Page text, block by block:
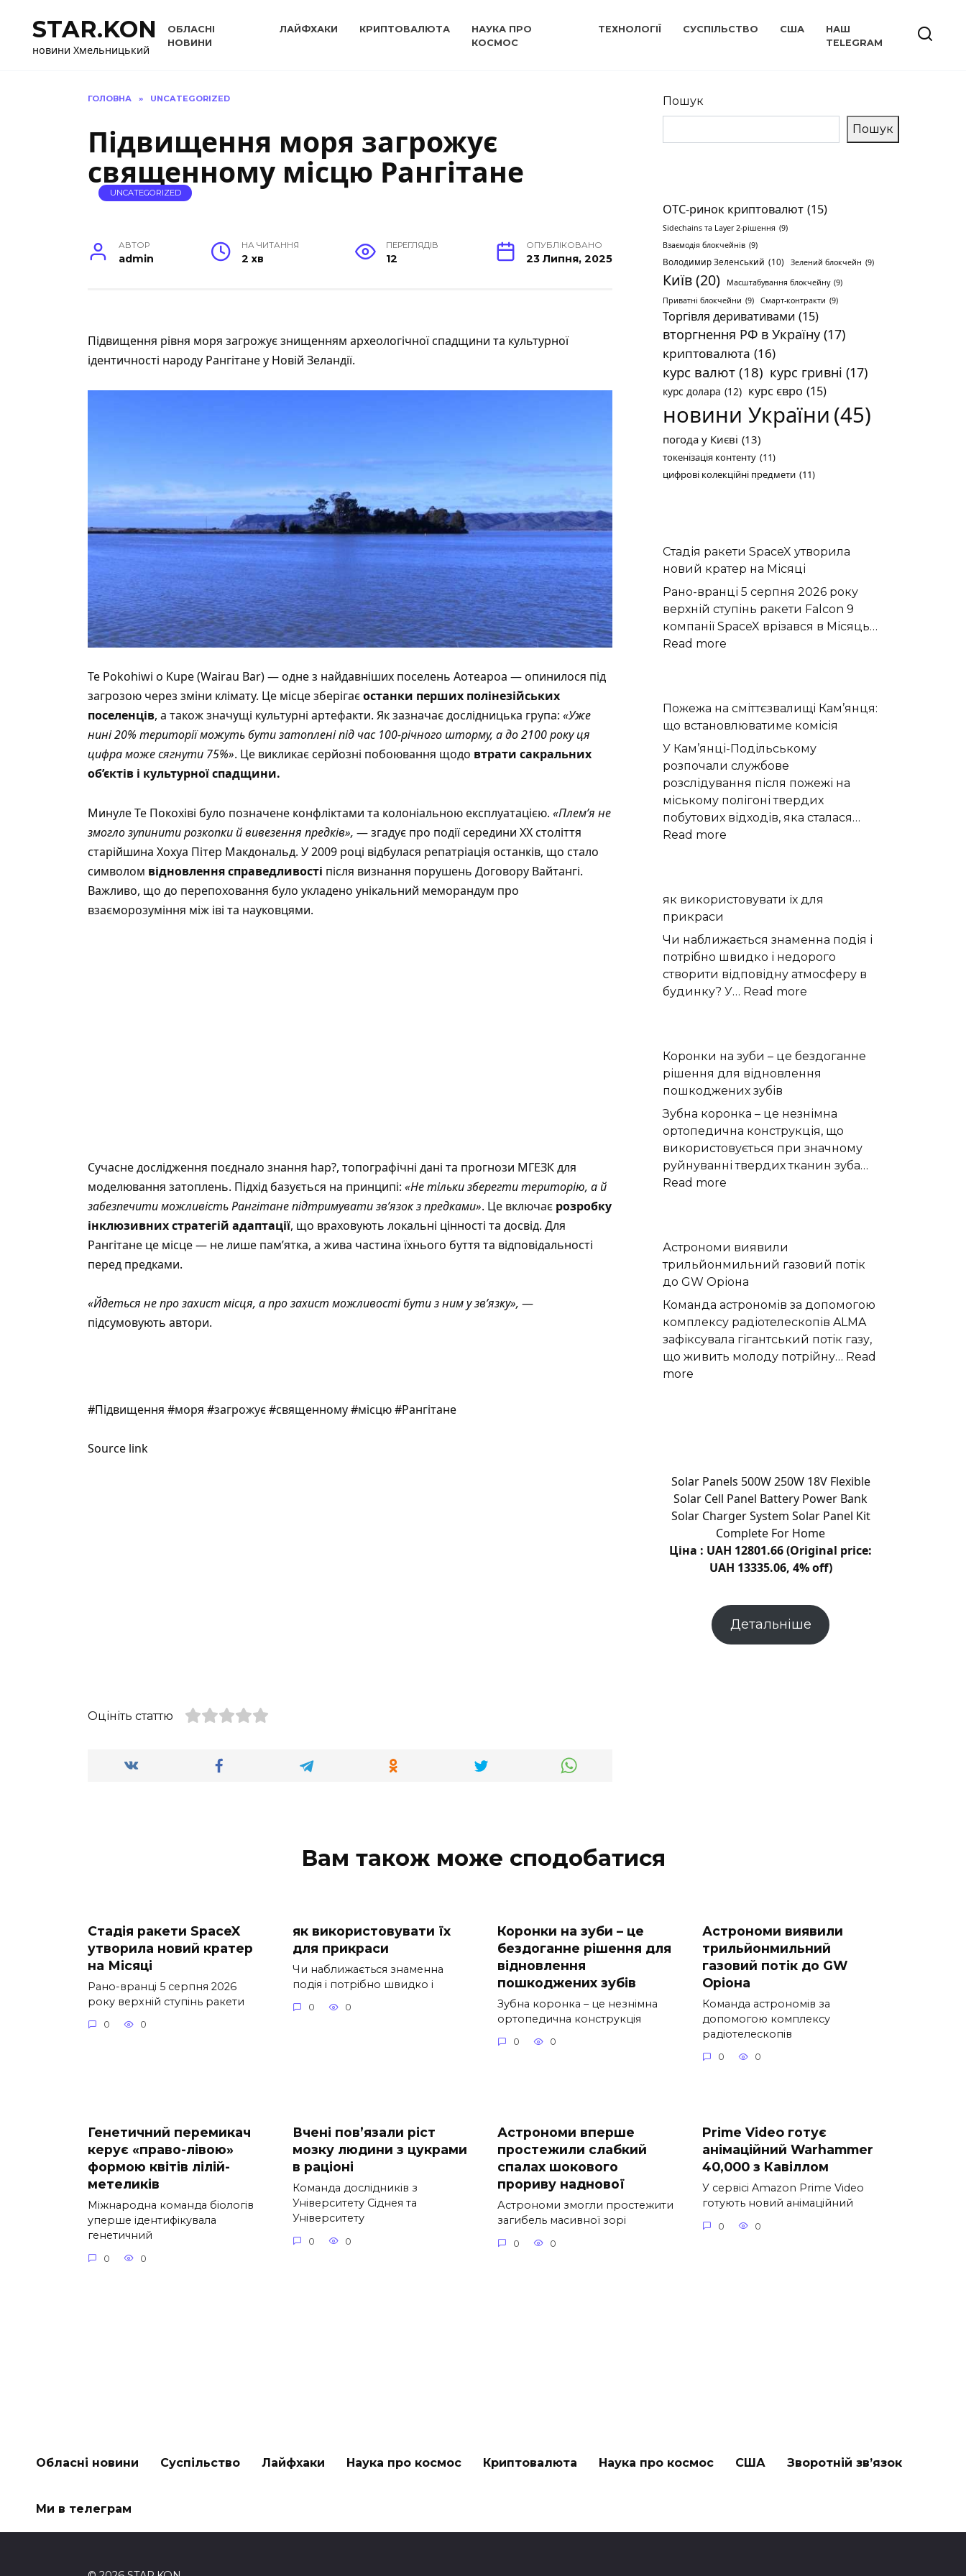
вмістуSTAR.KON
новини Хмельницький
ОБЛАСНІ
НОВИНИ
ЛАЙФХАКИ КРИПТОВАЛЮТА
НАУКА ПРО
КОСМОС
ТЕХНОЛОГІЇ СУСПІЛЬСТВО США
НАШ
TELEGRAM
ГОЛОВНА » UNCATEGORIZED
Підвищення моря загрожує
священному місцю Рангітане
UNCATEGORIZED
АВТОР
admin
НА ЧИТАННЯ
2 хв
ПЕРЕГЛЯДІВ
12
ОПУБЛІКОВАНО
23 Липня, 2025
Підвищення рівня моря загрожуєзнищенням археологічної спадщини та культурної
ідентичності народу Рангітане у Новій Зеландії.
Te Pokohiwi o Kupe (Wairau Bar) — одне з найдавніших поселень Аотеароа — опинилося під
загрозою через зміни клімату. Це місце зберігаєостанки перших полінезійських
поселенців, а також значущі культурні артефакти. Як зазначає дослідницька група: «Уже
нині 20% території можуть бути затоплені під час 100-річного шторму, а до 2100 року ця
цифра може сягнути 75%». Це викликає серйозні побоювання щодо втрати сакральних
об’єктів і культурної спадщини.
Минуле Те Покохіві було позначене конфліктами та колоніальною експлуатацією. «Плем’я не
змогло зупинити розкопки й вивезення предків», — згадує про події середини ХХ століття
старійшина Хохуа Пітер Макдональд. У 2009 році відбулася репатріація останків, що стало
символом відновлення справедливості після визнання порушень Договору Вайтангі.
Важливо, що до перепоховання було укладено унікальний меморандум про
взаєморозуміння між іві та науковцями.
Сучасне дослідження поєднало знання hap?, топографічні дані та прогнози МГЕЗК для
моделювання затоплень. Підхід базується на принципі: «Не тільки зберегти територію, а й
забезпечити можливість Рангітане підтримувати зв’язок з предками». Це включає розробку
інклюзивних стратегій адаптації, що враховують локальні цінності та досвід. Для
Рангітане це місце — не лише пам’ятка, а жива частина їхнього буття та відповідальності
перед предками.
«Йдеться не про захист місця, а про захист можливості бути з ним у зв’язку», —
підсумовують автори.
#Підвищення #моря #загрожує #священному #місцю #Рангітане
Source link
Оцініть статтю
Пошук
Пошук
OTC-ринок криптовалют (15)
Sidechains та Layer 2-рішення (9)
Взаємодія блокчейнів (9)
Володимир Зеленський (10) Зелений блокчейн (9)
Київ(20) Масштабування блокчейну (9)
Приватні блокчейни (9) Смарт-контракти (9)
Торгівля деривативами (15)
вторгнення РФ в Україну (17)
криптовалюта (16)
курс валют (18) курс гривні (17)
курс долара (12) курс євро (15)
новини України (45)
погода у Києві (13)
токенізація контенту (11)
цифрові колекційні предмети (11)
Стадія ракети SpaceX утворила
новий кратер на Місяці
Рано-вранці 5 серпня 2026 року
верхній ступінь ракети Falcon 9
компанії SpaceX врізався в Місяць…
Read more
утворила
новий
кратер
на
Місяці
Пожежа на сміттєзвалищі Кам’янця:
що встановлюватиме комісія
У Кам’янці-Подільському
розпочали службове
розслідування після пожежі на
міському полігоні твердих
побутових відходів, яка сталася…
Read more
Кам’янця:
встановлюватиме
комісія
як використовувати їх для
прикраси
Чи наближається знаменна подія і
потрібно швидко і недорого
створити відповідну атмосферу в
будинку? У… Read more
для
прикраси
Коронки на зуби – це бездоганне
рішення для відновлення
пошкоджених зубів
Зубна коронка – це незнімна
ортопедична конструкція, що
використовується при значному
руйнуванні твердих тканин зуба…
Read more
–
це
бездоганне
рішення
для
відновлення
пошкоджених
Астрономи виявили
трильйонмильний газовий потік
до GW Оріона
Команда астрономів за допомогою
комплексу радіотелескопів ALMA
зафіксувала гігантський потік газу,
що живить молоду потрійну… Read
more
до
GW
Оріона
Solar Panels 500W 250W 18V Flexible
Solar Cell Panel Battery Power Bank
Solar Charger System Solar Panel Kit
Complete For Home
Ціна : UAH 12801.66 (Original price:
UAH 13335.06, 4% off)
Детальніше
Вам також може сподобатися
Стадія ракети SpaceX
утворила новий кратер
на Місяці
Рано-вранці 5 серпня 2026
року верхній ступінь ракети
0 0
як використовувати їх
для прикраси
Чи наближається знаменна
подія і потрібно швидко і
0 0
Коронки на зуби – це
бездоганне рішення для
відновлення
пошкоджених зубів
Зубна коронка – це незнімна
ортопедична конструкція
0 0
Астрономи виявили
трильйонмильний
газовий потік до GW
Оріона
Команда астрономів за
допомогою комплексу
радіотелескопів
0 0
Генетичний перемикач
керує «право-лівою»
формою квітів лілій-
метеликів
Міжнародна команда біологів
уперше ідентифікувала
генетичний
0 0
Вчені пов’язали ріст
мозку людини з цукрами
в раціоні
Команда дослідників з
Університету Сіднея та
Університету
0 0
Астрономи вперше
простежили слабкий
спалах шокового
прориву наднової
Астрономи змогли простежити
загибель масивної зорі
0 0
Prime Video готує
анімаційний Warhammer
40,000 з Кавіллом
У сервісі Amazon Prime Video
готують новий анімаційний
0 0
Обласні новини Суспільство Лайфхаки Наука про космос Криптовалюта Наука про космос США Зворотній зв’язок
Ми в телеграм